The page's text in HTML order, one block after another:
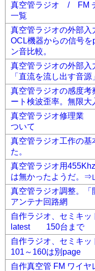
真空管ラジオ /
一覧
真空管ラジオの外部
OCL機器からの信号
ン音比較。
真空管ラジオの外部入
「直流を流し出す音
真空管ラジオの感度考
ート検波歪率。無限
真空管ラジオ修理業
ついて
真空管ラジオ工作の基
た。
真空管ラジオ用
は無かったようだ。⇒
真空管ラジオ調整。「
アンテナ回路網
自作ラジオ、セ
latest 150台まで
自作ラジオ、セミキ
101～160は別page
自作真空管 FM ワイ